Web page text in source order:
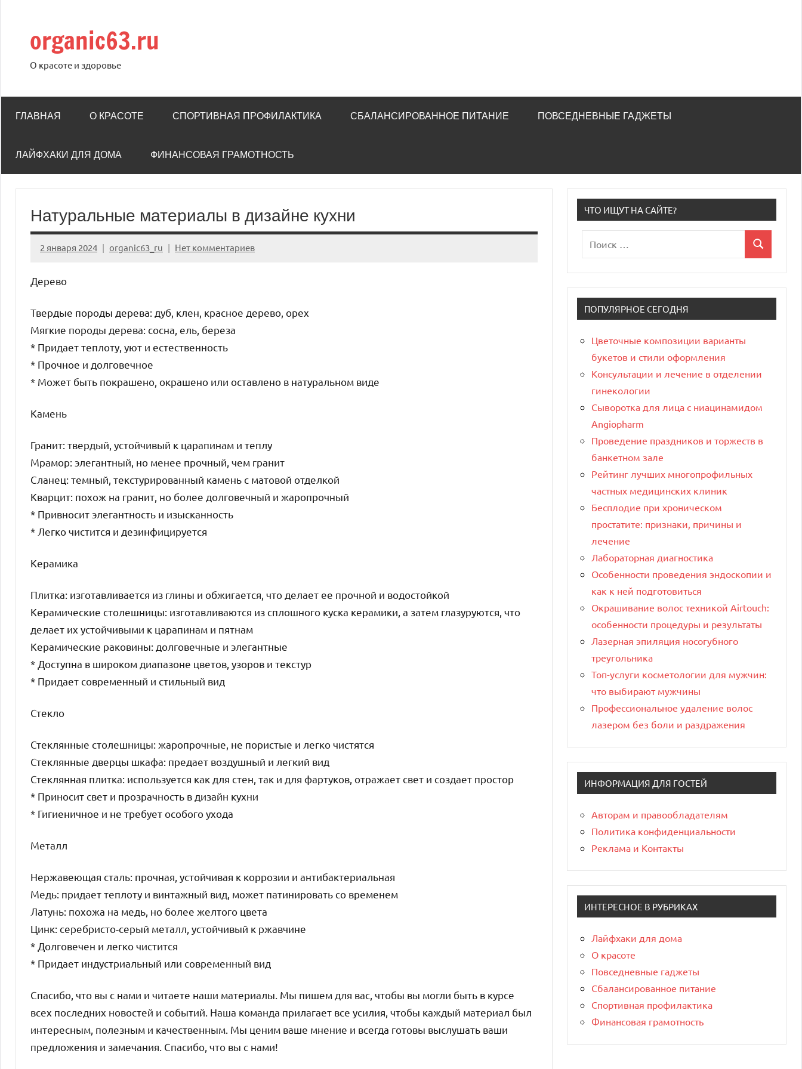
содержимому
organic63.ru
О красоте и здоровье
ГЛАВНАЯ О КРАСОТЕ СПОРТИВНАЯ ПРОФИЛАКТИКА СБАЛАНСИРОВАННОЕ ПИТАНИЕ ПОВСЕДНЕВНЫЕ ГАДЖЕТЫ
ЛАЙФХАКИ ДЛЯ ДОМА ФИНАНСОВАЯ ГРАМОТНОСТЬ
Натуральные материалы в дизайне кухни
2 января 2024 organic63_ru Нет комментариев
Дерево
Твердые породы дерева: дуб, клен, красное дерево, орех
Мягкие породы дерева: сосна, ель, береза
* Придает теплоту, уют и естественность
* Прочное и долговечное
* Может быть покрашено, окрашено или оставлено в натуральном виде
Камень
Гранит: твердый, устойчивый к царапинам и теплу
Мрамор: элегантный, но менее прочный, чем гранит
Сланец: темный, текстурированный камень с матовой отделкой
Кварцит: похож на гранит, но более долговечный и жаропрочный
* Привносит элегантность и изысканность
* Легко чистится и дезинфицируется
Керамика
Плитка: изготавливается из глины и обжигается, что делает ее прочной и водостойкой
Керамические столешницы: изготавливаются из сплошного куска керамики, а затем глазуруются, что
делает их устойчивыми к царапинам и пятнам
Керамические раковины: долговечные и элегантные
* Доступна в широком диапазоне цветов, узоров и текстур
* Придает современный и стильный вид
Стекло
Стеклянные столешницы: жаропрочные, не пористые и легко чистятся
Стеклянные дверцы шкафа: предает воздушный и легкий вид
Стеклянная плитка: используется как для стен, так и для фартуков, отражает свет и создает простор
* Приносит свет и прозрачность в дизайн кухни
* Гигиеничное и не требует особого ухода
Металл
Нержавеющая сталь: прочная, устойчивая к коррозии и антибактериальная
Медь: придает теплоту и винтажный вид, может патинировать со временем
Латунь: похожа на медь, но более желтого цвета
Цинк: серебристо-серый металл, устойчивый к ржавчине
* Долговечен и легко чистится
* Придает индустриальный или современный вид
Спасибо, что вы с нами и читаете наши материалы. Мы пишем для вас, чтобы вы могли быть в курсе
всех последних новостей и событий. Наша команда прилагает все усилия, чтобы каждый материал был
интересным, полезным и качественным. Мы ценим ваше мнение и всегда готовы выслушать ваши
предложения и замечания. Спасибо, что вы с нами!
ЧТО ИЩУТ НА САЙТЕ?
для:
Поиск
ПОПУЛЯРНОЕ СЕГОДНЯ
Цветочные композиции варианты
букетов и стили оформления
Консультации и лечение в отделении
гинекологии
Сыворотка для лица с ниацинамидом
Angiopharm
Проведение праздников и торжеств в
банкетном зале
Рейтинг лучших многопрофильных
частных медицинских клиник
Бесплодие при хроническом
простатите: признаки, причины и
лечение
Лабораторная диагностика
Особенности проведения эндоскопии и
как к ней подготовиться
Окрашивание волос техникой Airtouch:
особенности процедуры и результаты
Лазерная эпиляция носогубного
треугольника
Топ-услуги косметологии для мужчин:
что выбирают мужчины
Профессиональное удаление волос
лазером без боли и раздражения
ИНФОРМАЦИЯ ДЛЯ ГОСТЕЙ
Авторам и правообладателям
Политика конфиденциальности
Реклама и Контакты
ИНТЕРЕСНОЕ В РУБРИКАХ
Лайфхаки для дома
О красоте
Повседневные гаджеты
Сбалансированное питание
Спортивная профилактика
Финансовая грамотность